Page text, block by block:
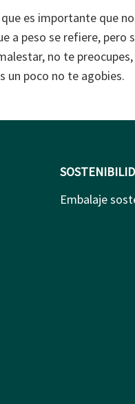
es importante que
a peso se refiere, pero
no te
un poco no te agobies.
Embalaje